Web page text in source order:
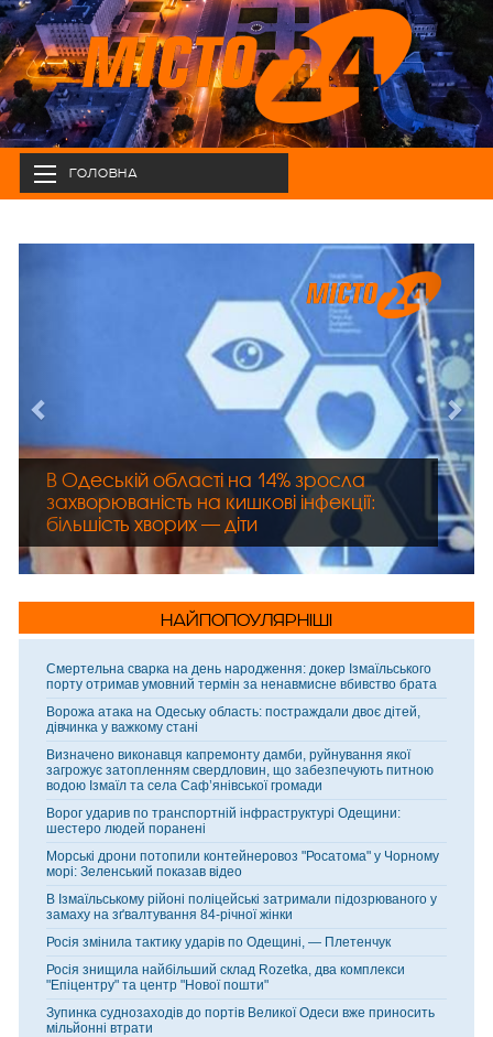
ГОЛОВНА
В Одеській області на 14% зросла
захворюваність на кишкові інфекції:
більшість хворих — діти
НАЙПОПОУЛЯРНІШІ
Смертельна сварка на день народження: докер Ізмаїльського
порту отримав умовний термін за ненавмисне вбивство брата
Ворожа атака на Одеську область: постраждали двоє дітей,
дівчинка у важкому стані
Визначено виконавця капремонту дамби, руйнування якої
загрожує затопленням свердловин, що забезпечують питною
водою Ізмаїл та села Саф’янівської громади
Ворог ударив по транспортній інфраструктурі Одещини:
шестеро людей поранені
Морські дрони потопили контейнеровоз "Росатома" у Чорному
морі: Зеленський показав відео
В Ізмаїльському рійоні поліцейські затримали підозрюваного у
замаху на зґвалтування 84-річної жінки
Росія змінила тактику ударів по Одещині, — Плетенчук
Росія знищила найбільший склад Rozetka, два комплекси
"Епіцентру" та центр "Нової пошти"
Зупинка суднозаходів до портів Великої Одеси вже приносить
мільйонні втрати